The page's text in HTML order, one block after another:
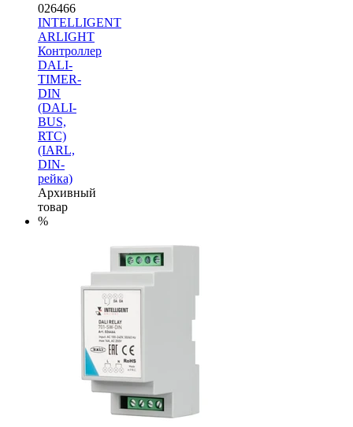
026466
INTELLIGENT
ARLIGHT
Контроллер
DALI-
TIMER-
DIN
(DALI-
BUS,
RTC)
(IARL,
DIN-
рейка)
Архивный
товар
%